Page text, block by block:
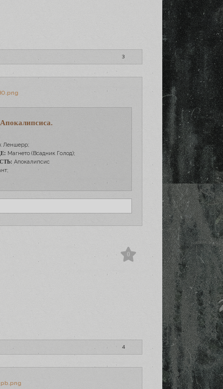
3
Леншерр;
Магнето (Всадник Голод);
Апокалипсис
0
4